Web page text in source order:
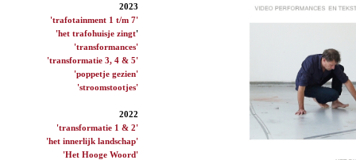
2023
'trafotainment 1 t/m 7'
'het trafohuisje zingt'
'transformances'
'transformatie 3, 4 & 5'
'poppetje gezien'
'stroomstootjes'
2022
'transformatie 1 & 2'
'het innerlijk landschap'
'Het Hooge Woord'